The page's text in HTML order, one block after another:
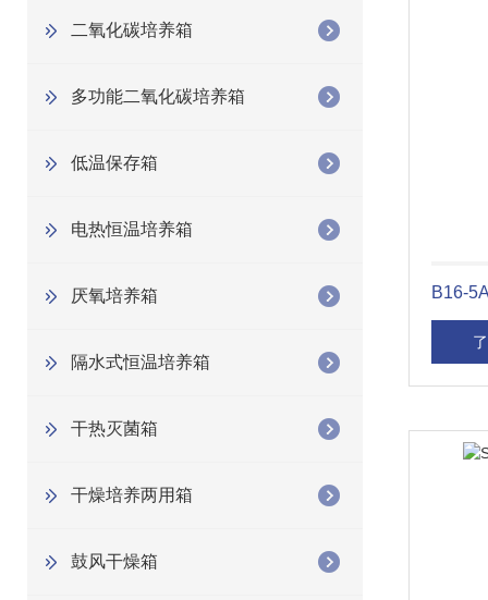
二氧化碳培养箱
多功能二氧化碳培养箱
低温保存箱
电热恒温培养箱
厌氧培养箱
隔水式恒温培养箱
干热灭菌箱
干燥培养两用箱
鼓风干燥箱
B16-